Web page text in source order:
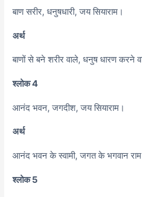
बाण सरीर, धनुषधारी, जय सियाराम।
अर्थ
बाणों से बने शरीर वाले, धनुष धारण करने
श्लोक 4
आनंद भवन, जगदीश, जय सियाराम।
अर्थ
आनंद भवन के स्वामी, जगत के भगवान
श्लोक 5